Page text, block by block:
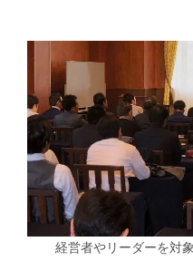
経営者やリーダーを対